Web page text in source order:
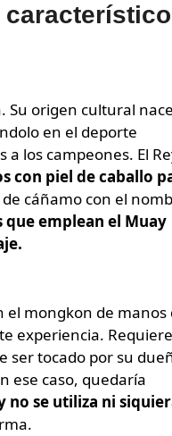
Su origen cultural
en el deporte
los campeones. El
con piel de caballo
cáñamo con el
que emplean el Muay
el mongkon de manos
experiencia. Requiere
ser tocado por su
ese caso, quedaría
no se utiliza ni